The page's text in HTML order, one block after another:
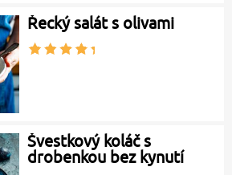
Řecký salát s olivami
Švestkový koláč s
drobenkou bez kynutí